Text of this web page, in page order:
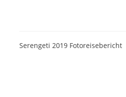
Serengeti 2019 Fotoreisebericht